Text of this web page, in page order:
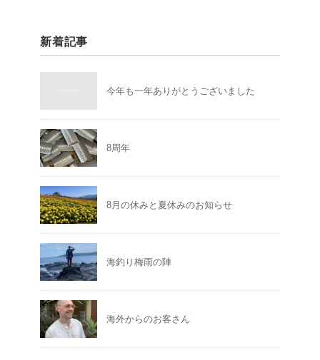
新着記事
今年も一年ありがとうございました
8周年
8月の休みと夏休みのお知らせ
海釣り梅雨の陣
海外からのお客さん